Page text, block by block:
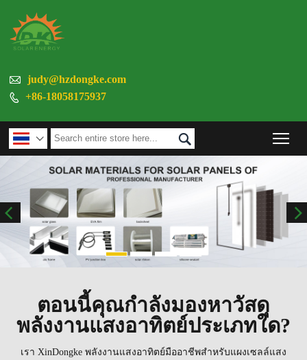
 judy@hzdongke.com
 +86-18058175937
 
ตอนนี้คุณกำลังมองหาวัสดุ
พลังงานแสงอาทิตย์ประเภทใด?
เรา XinDongke พลังงานแสงอาทิตย์มืออาชีพสำหรับแผงเซลล์แสง